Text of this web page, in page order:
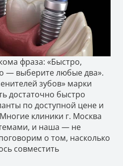
фраза: «Быстро,
— выберите любые два».
зубов» марки
достаточно быстро
по доступной цене и
клиники г. Москва
и наша — не
о том, насколько
совместить